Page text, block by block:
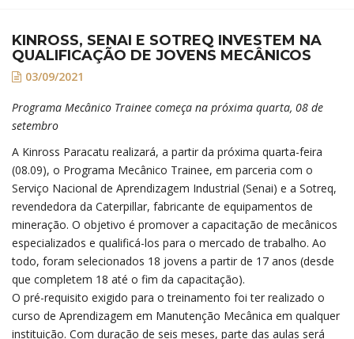
KINROSS, SENAI E SOTREQ INVESTEM NA
QUALIFICAÇÃO DE JOVENS MECÂNICOS
03/09/2021
Programa Mecânico Trainee começa na próxima quarta, 08 de
setembro
A Kinross Paracatu realizará, a partir da próxima quarta-feira
(08.09), o Programa Mecânico Trainee, em parceria com o
Serviço Nacional de Aprendizagem Industrial (Senai) e a Sotreq,
revendedora da Caterpillar, fabricante de equipamentos de
mineração. O objetivo é promover a capacitação de mecânicos
especializados e qualificá-los para o mercado de trabalho. Ao
todo, foram selecionados 18 jovens a partir de 17 anos (desde
que completem 18 até o fim da capacitação).
O pré-requisito exigido para o treinamento foi ter realizado o
curso de Aprendizagem em Manutenção Mecânica em qualquer
instituição. Com duração de seis meses, parte das aulas será